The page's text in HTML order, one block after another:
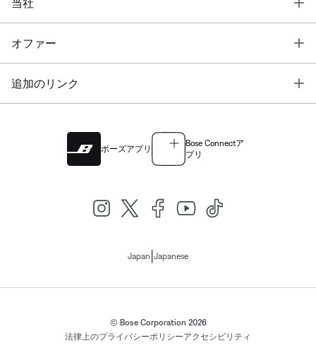
当社
オファー
追加のリンク
ボーズアプリ
Bose Connectア
プリ
Japan Japanese
© Bose Corporation 2026
法律上のプライバシーポリシーアクセシビリティ